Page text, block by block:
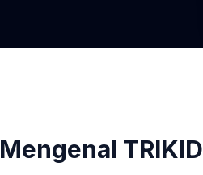
Mengenal TRIKID